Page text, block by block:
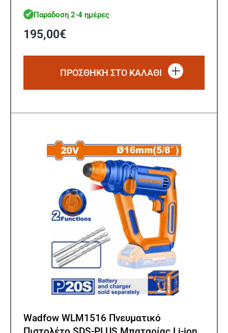
Παράδοση 2-4 ημέρες
195,00€
ΠΡΟΣΘΗΚΗ ΣΤΟ ΚΑΛΑΘΙ
Wadfow WLM1516 Πνευματικό